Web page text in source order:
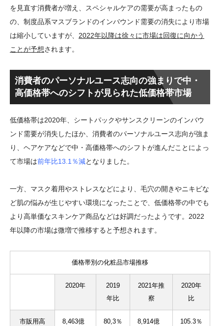
を見直す消費者が増え、スペシャルケアの需要が高まったもの
の、制度品系マスブランドのインバウンド需要の消失により市場
は縮小していますが、 2022年以降は徐々に市場は回復に向かう
ことが予想されます。
消費者のパーソナルユース志向の強まりで中・
高価格帯へのシフトが見られた低価格帯市場
低価格帯は2020年、シートパックやサンスクリーンのインバウ
ンド需要が消失したほか、消費者のパーソナルユース志向が強ま
り、ヘアケアなどで中・高価格帯へのシフトが進んだことによっ
て市場は前年比13.1％減となりました。
一方、マスク着用やストレスなどにより、毛穴の開きやニキビな
ど肌の悩みが生じやすい環境になったことで、低価格帯の中でも
より高単価なスキンケア商品などは好調だったようです。2022
年以降の市場は微増で推移すると予想されます。
価格帯別の化粧品市場推移
2020年
2019
年比
2021年推
察
2020年
比
市販用高
8,463億
80,3％
8,914億
105.3％